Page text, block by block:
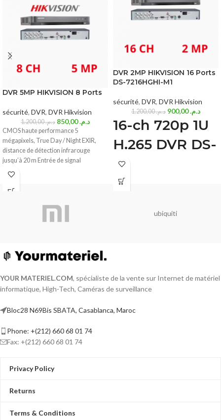
DVR 5MP HIKVISION 8 Ports
sécurité, DVR, DVR Hikvision
د.م.1.200,00 د.م.850,00
CMOS haute performance 5
mégapixels, True Day / Night EXIR,
distance de détection infrarouge
jusqu’à 20 m Entrée de signal
DVR 2MP HIKVISION 16 Ports
DS-7216HGHI-M1
sécurité, DVR, DVR Hikvision
د.م.1.200,00 د.م.900,00
16-ch 720p 1U
H.265 DVR DS-
7216HGHI-M1
Deep learning based human and
H.265 Pro+/H.265 Pro/H.265 video
capability
Max. 1200 m for 720p HDTVI signal
ubiquiti
YOUR MATERIEL.COM, spécialiste de la vente sur Internet de matériel
informatique, High-Tech, Caméras de surveillance
Bloc28 N69Bis SBATA, Casablanca, Maroc
Phone: +(212) 660 68 01 74
Fax: +(212) 660 68 01 74
Privacy Policy
Returns
Terms & Conditions